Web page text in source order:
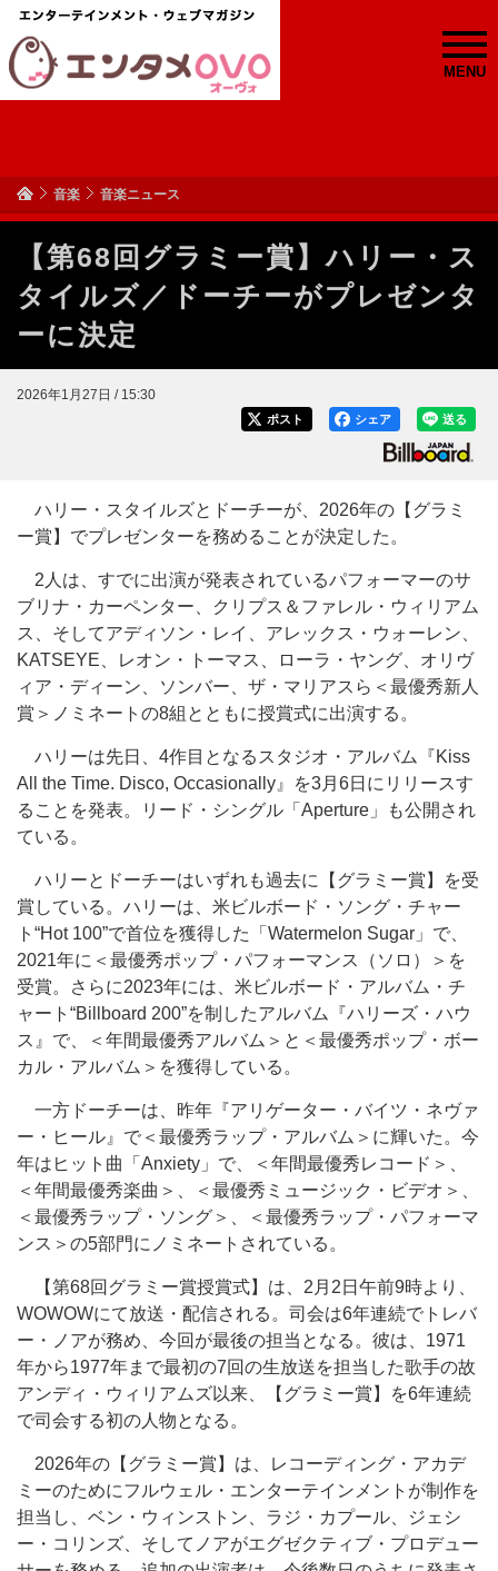
MENU
音楽 音楽ニュース
【第68回グラミー賞】ハリー・ス
タイルズ／ドーチーがプレゼンタ
ーに決定
2026年1月27日 / 15:30
送る
シェア
ポスト
ハリー・スタイルズとドーチーが、2026年の【グラミ
ー賞】でプレゼンターを務めることが決定した。
2人は、すでに出演が発表されているパフォーマーのサ
ブリナ・カーペンター、クリプス＆ファレル・ウィリアム
ス、そしてアディソン・レイ、アレックス・ウォーレン、
KATSEYE、レオン・トーマス、ローラ・ヤング、オリヴ
ィア・ディーン、ソンバー、ザ・マリアスら＜最優秀新人
賞＞ノミネートの8組とともに授賞式に出演する。
ハリーは先日、4作目となるスタジオ・アルバム『Kiss
All the Time. Disco, Occasionally』を3月6日にリリースす
ることを発表。リード・シングル「Aperture」も公開され
ている。
ハリーとドーチーはいずれも過去に【グラミー賞】を受
賞している。ハリーは、米ビルボード・ソング・チャー
ト“Hot 100”で首位を獲得した「Watermelon Sugar」で、
2021年に＜最優秀ポップ・パフォーマンス（ソロ）＞を
受賞。さらに2023年には、米ビルボード・アルバム・チ
ャート“Billboard 200”を制したアルバム『ハリーズ・ハウ
ス』で、＜年間最優秀アルバム＞と＜最優秀ポップ・ボー
カル・アルバム＞を獲得している。
一方ドーチーは、昨年『アリゲーター・バイツ・ネヴァ
ー・ヒール』で＜最優秀ラップ・アルバム＞に輝いた。今
年はヒット曲「Anxiety」で、＜年間最優秀レコード＞、
＜年間最優秀楽曲＞、＜最優秀ミュージック・ビデオ＞、
＜最優秀ラップ・ソング＞、＜最優秀ラップ・パフォーマ
ンス＞の5部門にノミネートされている。
【第68回グラミー賞授賞式】は、2月2日午前9時より、
WOWOWにて放送・配信される。司会は6年連続でトレバ
ー・ノアが務め、今回が最後の担当となる。彼は、1971
年から1977年まで最初の7回の生放送を担当した歌手の故
アンディ・ウィリアムズ以来、【グラミー賞】を6年連続
で司会する初の人物となる。
2026年の【グラミー賞】は、レコーディング・アカデ
ミーのためにフルウェル・エンターテインメントが制作を
担当し、ベン・ウィンストン、ラジ・カプール、ジェシ
ー・コリンズ、そしてノアがエグゼクティブ・プロデュー